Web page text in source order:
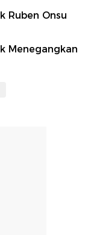
Ruben Onsu
Menegangkan